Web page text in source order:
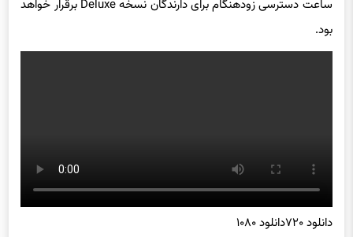
ساعت دسترسی زودهنگام برای دارندگان نسخه Deluxe برقرار خواهد
بود.
دانلود ۷۲۰ دانلود ۱۰۸۰